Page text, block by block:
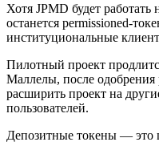
Хотя JPMD будет
останется permissioned-
институциональные
Пилотный проект
Маллелы, после одобрения
расширить проект на
пользователей.
Депозитные токены — это